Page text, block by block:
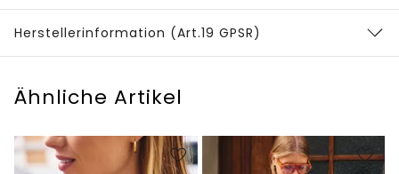
Herstellerinformation (Art.19 GPSR)
Ähnliche Artikel